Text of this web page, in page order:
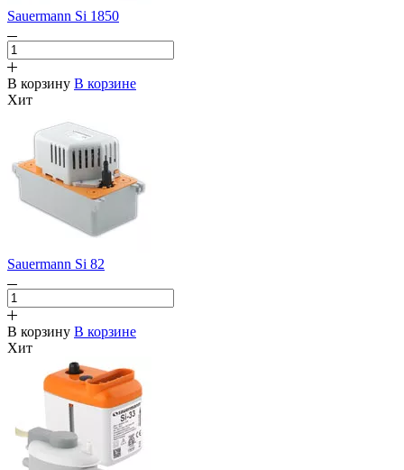
Sauermann Si 1850
В корзину В корзине
Хит
Sauermann Si 82
В корзину В корзине
Хит